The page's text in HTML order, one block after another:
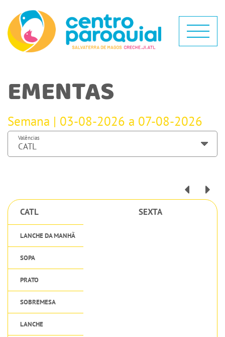
EMENTAS
Semana | 03-08-2026 a 07-08-2026
Valências
CATL SEXTA
LANCHE DA MANHÃ
SOPA
PRATO
SOBREMESA
LANCHE